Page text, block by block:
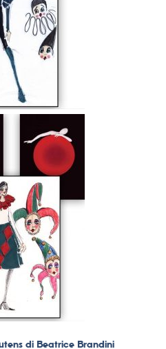
di Beatrice Brandini